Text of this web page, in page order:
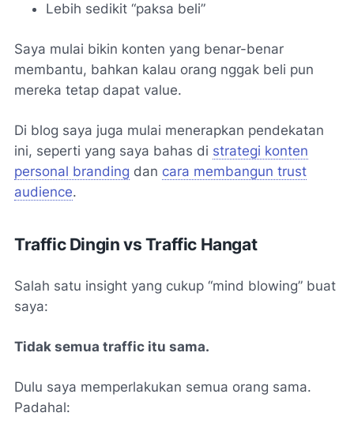
Lebih sedikit “paksa beli”
Saya mulai bikin konten yang benar-benar
membantu, bahkan kalau orang nggak beli pun
mereka tetap dapat value.
Di blog saya juga mulai menerapkan pendekatan
ini, seperti yang saya bahas di strategi konten
personal branding dan cara membangun trust
audience.
Traffic Dingin vs Traffic Hangat
Salah satu insight yang cukup “mind blowing” buat
saya:
Tidak semua traffic itu sama.
Dulu saya memperlakukan semua orang sama.
Padahal: